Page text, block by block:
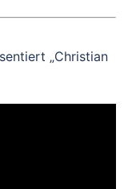
„Christian